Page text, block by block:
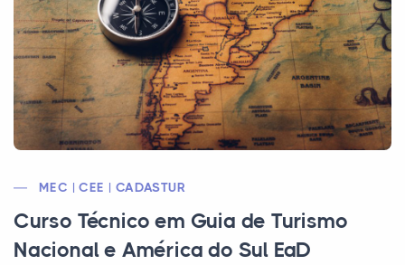
MEC | CEE | CADASTUR
Curso Técnico em Guia de Turismo
Nacional e América do Sul EaD